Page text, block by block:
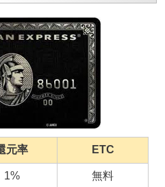
元率 ETC
1% 無料